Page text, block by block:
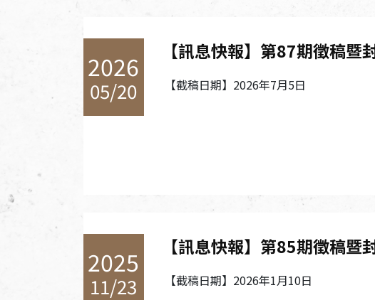
投稿方式
2026
05/20
【訊息快報】第87期徵稿暨
【截稿日期】2026年7月5日
2025
11/23
【訊息快報】第85期徵稿暨
【截稿日期】2026年1月10日